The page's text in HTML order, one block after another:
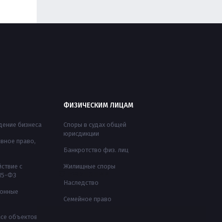
бизнеса
право,
с
ФЗ
объектов
ФИЗИЧЕСКИМ ЛИЦАМ
Споры в судах общей
юрисдикции
Банкротство физ. лиц
Жилищные споры
Наследство
Семейное право